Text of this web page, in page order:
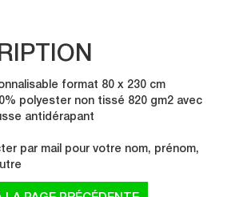
format 80 x 230 cm
polyester non tissé 820 gm2 avec
antidérapant
par mail pour votre nom, prénom,